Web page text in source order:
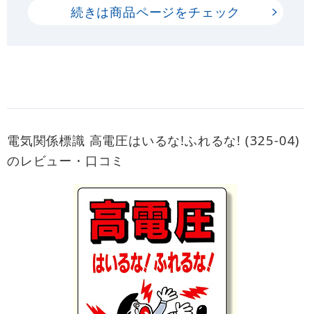
続きは商品ページをチェック
電気関係標識 高電圧はいるな!ふれるな! (325-04)
のレビュー・口コミ